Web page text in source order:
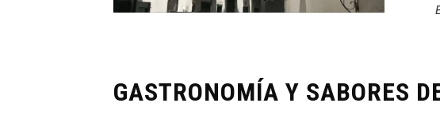
GASTRONOMÍA Y SABORES